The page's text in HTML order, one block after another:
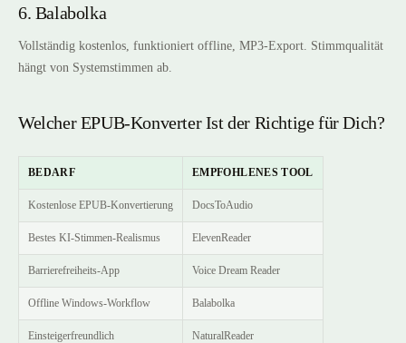
6. Balabolka
Vollständig kostenlos, funktioniert offline, MP3-Export. Stimmqualität
hängt von Systemstimmen ab.
Welcher EPUB-Konverter Ist der Richtige für Dich?
BEDARF EMPFOHLENES TOOL
Kostenlose EPUB-Konvertierung DocsToAudio
Bestes KI-Stimmen-Realismus ElevenReader
Barrierefreiheits-App Voice Dream Reader
Offline Windows-Workflow Balabolka
Einsteigerfreundlich NaturalReader